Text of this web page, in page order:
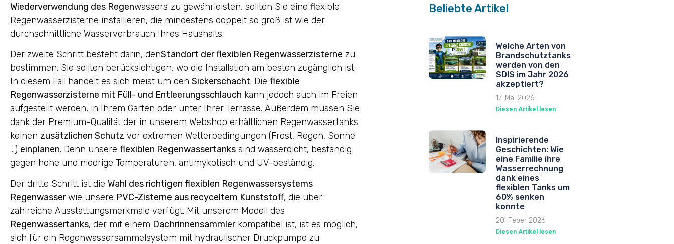
Wiederverwendung des Regenwassers zu gewährleisten, sollten Sie eine flexible
Regenwasserzisterne installieren, die mindestens doppelt so groß ist wie der
durchschnittliche Wasserverbrauch Ihres Haushalts.
Der zweite Schritt besteht darin, denStandort der flexiblen Regenwasserzisterne zu
bestimmen. Sie sollten berücksichtigen, wo die Installation am besten zugänglich ist.
In diesem Fall handelt es sich meist um den Sickerschacht. Die flexible
Regenwasserzisterne mit Füll- und Entleerungsschlauch kann jedoch auch im Freien
aufgestellt werden, in Ihrem Garten oder unter Ihrer Terrasse. Außerdem müssen Sie
dank der Premium-Qualität der in unserem Webshop erhältlichen Regenwassertanks
keinen zusätzlichen Schutz vor extremen Wetterbedingungen (Frost, Regen, Sonne
…) einplanen. Denn unsere flexiblen Regenwassertanks sind wasserdicht, beständig
gegen hohe und niedrige Temperaturen, antimykotisch und UV-beständig.
Der dritte Schritt ist die Wahl des richtigen flexiblen Regenwassersystems
Regenwasserwie unsere PVC-Zisterne aus recyceltem Kunststoff, die über
zahlreiche Ausstattungsmerkmale verfügt. Mit unserem Modell des
Regenwassertanks, der mit einem Dachrinnensammlerkompatibel ist, ist es möglich,
sich für ein Regenwassersammelsystem mit hydraulischer Druckpumpe zu
Beliebte Artikel
Welche Arten von
Brandschutztanks
werden von den
SDIS im Jahr 2026
akzeptiert?
17. Mai 2026
Diesen Artikel lesen
Inspirierende
Geschichten: Wie
eine Familie ihre
Wasserrechnung
dank eines
flexiblen Tanks um
60% senken
konnte
20. Feber 2026
Diesen Artikel lesen